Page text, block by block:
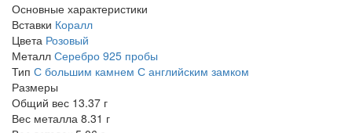
Основные характеристики
Вставки Коралл
Цвета Розовый
Металл Серебро 925 пробы
Тип С большим камнем С английским замком
Размеры
Общий вес 13.37 г
Вес металла 8.31 г